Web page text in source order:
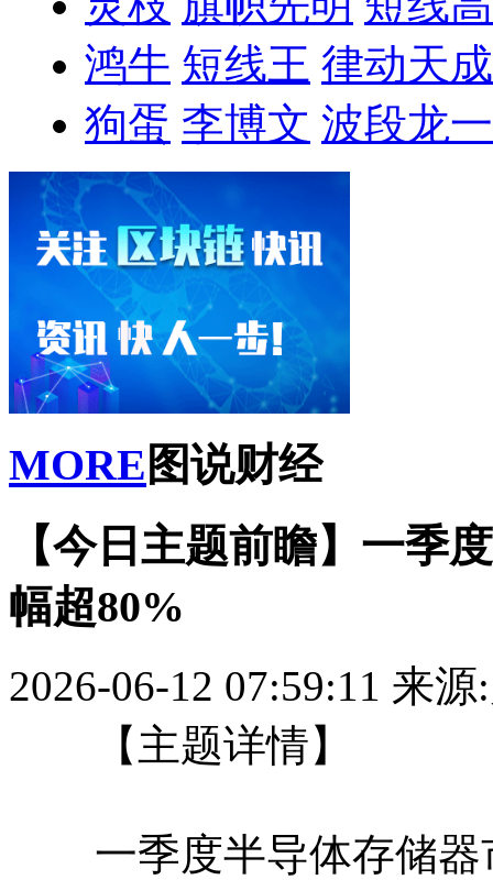
鸿牛 短线王 律动天成
狗蛋 李博文 波段龙一
MORE 图说财经
【今日主题前瞻】一季
幅超80%
2026-06-12 07:59:11 来源
【主题详情】
一季度半导体存储器